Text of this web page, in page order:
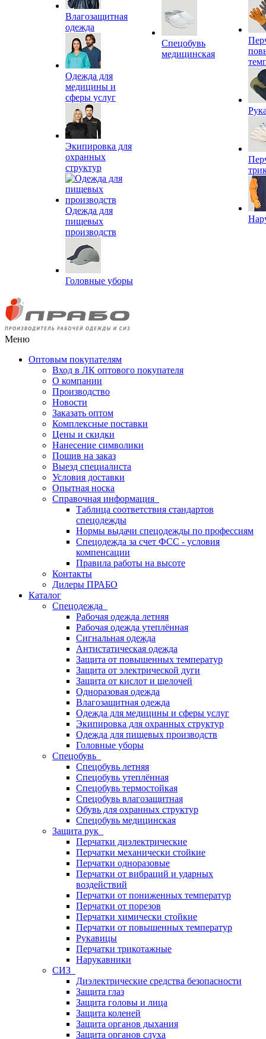
Влагозащитная
одежда
Одежда для
медицины и
сферы услуг
Экипировка для
охранных
структур
Одежда для
пищевых
производств
Головные уборы
Спецобувь
медицинская
Меню
Оптовым покупателям
Вход в ЛК оптового покупателя
О компании
Производство
Новости
Заказать оптом
Комплексные поставки
Цены и скидки
Нанесение символики
Пошив на заказ
Выезд специалиста
Условия доставки
Опытная носка
Справочная информация
Таблица соответствия стандартов
спецодежды
Нормы выдачи спецодежды по профессиям
Спецодежда за счет ФСС - условия
компенсации
Правила работы на высоте
Контакты
Дилеры ПРАБО
Каталог
Спецодежда
Рабочая одежда летняя
Рабочая одежда утеплённая
Сигнальная одежда
Антистатическая одежда
Защита от повышенных температур
Защита от электрической дуги
Защита от кислот и щелочей
Одноразовая одежда
Влагозащитная одежда
Одежда для медицины и сферы услуг
Экипировка для охранных структур
Одежда для пищевых производств
Головные уборы
Спецобувь
Спецобувь летняя
Спецобувь утеплённая
Спецобувь термостойкая
Спецобувь влагозащитная
Обувь для охранных структур
Спецобувь медицинская
Защита рук
Перчатки диэлектрические
Перчатки механически стойкие
Перчатки одноразовые
Перчатки от вибраций и ударных
воздействий
Перчатки от пониженных температур
Перчатки от порезов
Перчатки химически стойкие
Перчатки от повышенных температур
Рукавицы
Перчатки трикотажные
Нарукавники
СИЗ
Диэлектрические средства безопасности
Защита глаз
Защита головы и лица
Защита коленей
Защита органов дыхания
Защита органов слуха